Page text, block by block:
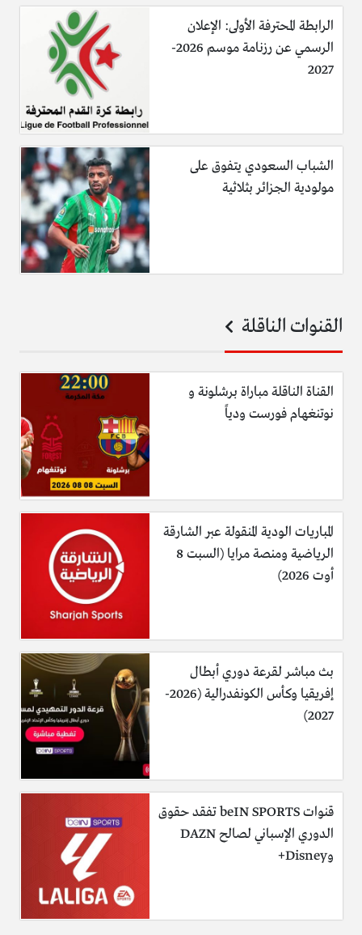
الرابطة المحترفة الأولى: الإعلان
الرسمي عن رزنامة موسم 2026-
2027
الشباب السعودي يتفوق على
مولودية الجزائر بثلاثية
القنوات الناقلة
القناة الناقلة مباراة برشلونة و
نوتنغهام فورست ودياً
المباريات الودية المنقولة عبر الشارقة
الرياضية ومنصة مرايا (السبت 8
أوت 2026)
بث مباشر لقرعة دوري أبطال
إفريقيا وكأس الكونفدرالية (2026-
2027)
قنوات beIN SPORTS تفقد حقوق
الدوري الإسباني لصالح DAZN
وDisney+